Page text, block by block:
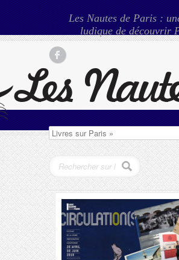
Les Nautes de Paris :
ludique de découvrir